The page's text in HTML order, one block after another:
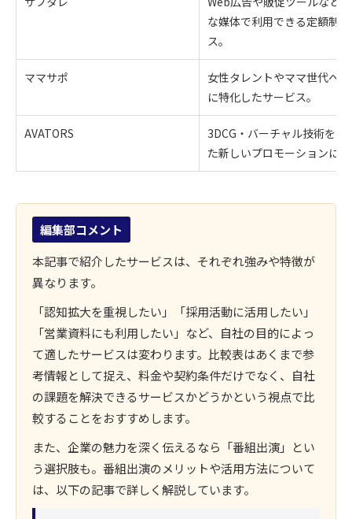
な媒体で利用できる定額制
ス。
ママサポ
女性タレントやママ世代へ
に特化したサービス。
AVATORS
3DCG・バーチャル技術を活
た新しいプロモーションに
編集部コメント
本記事で紹介したサービスは、それぞれ強みや特徴が
異なります。
「認知拡大を重視したい」「採用活動に活用したい」
「営業資料にも利用したい」など、自社の目的によっ
て適したサービスは変わります。比較表はあくまで参
考情報として捉え、料金や契約条件だけでなく、自社
の課題を解決できるサービスかどうかという視点で比
較することをおすすめします。
また、企業の魅力を深く伝えるなら「番組出演」とい
う選択肢も。番組出演のメリットや活用方法について
は、以下の記事で詳しく解説しています。